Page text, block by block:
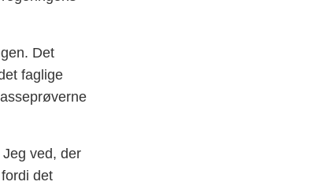
Det
faglige
ved, der
det